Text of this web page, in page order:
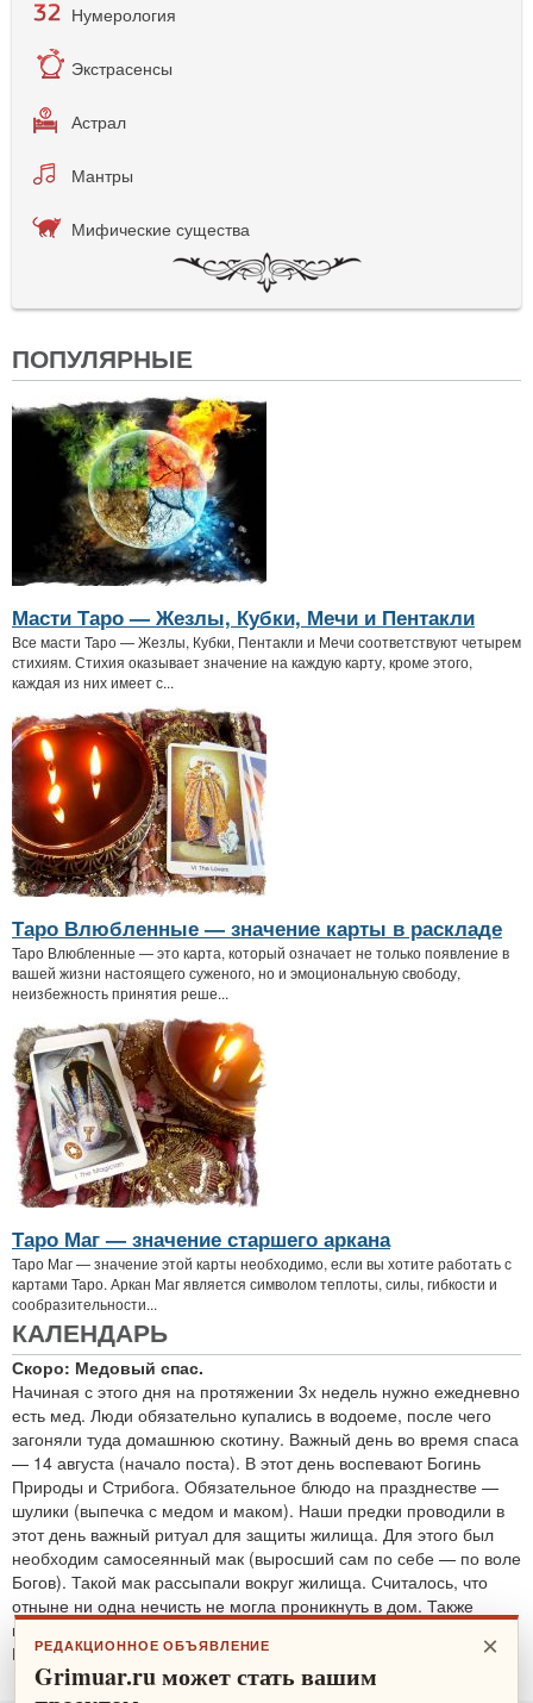
Нумерология
Экстрасенсы
Астрал
Мантры
Мифические существа
ПОПУЛЯРНЫЕ
Масти Таро — Жезлы, Кубки, Мечи и Пентакли
Все масти Таро — Жезлы, Кубки, Пентакли и Мечи соответствуют четырем
стихиям. Стихия оказывает значение на каждую карту, кроме этого,
каждая из них имеет с...
Таро Влюбленные — значение карты в раскладе
Таро Влюбленные — это карта, который означает не только появление в
вашей жизни настоящего суженого, но и эмоциональную свободу,
неизбежность принятия реше...
Таро Маг — значение старшего аркана
Таро Маг — значение этой карты необходимо, если вы хотите работать с
картами Таро. Аркан Маг является символом теплоты, силы, гибкости и
сообразительности...
КАЛЕНДАРЬ
Скоро: Медовый спас.
Начиная с этого дня на протяжении 3х недель нужно ежедневно
есть мед. Люди обязательно купались в водоеме, после чего
загоняли туда домашнюю скотину. Важный день во время спаса
— 14 августа (начало поста). В этот день воспевают Богинь
Природы и Стрибога. Обязательное блюдо на празднестве —
шулики (выпечка с медом и маком). Наши предки проводили в
этот день важный ритуал для защиты жилища. Для этого был
необходим самосеянный мак (выросший сам по себе — по воле
Богов). Такой мак рассыпали вокруг жилища. Считалось, что
отныне ни одна нечисть не могла проникнуть в дом. Также
проводятся обряды для защиты от злобных духов.
По теме:защитные ритуалы ×
РЕДАКЦИОННОЕ ОБЪЯВЛЕНИЕ
Grimuar.ru может стать вашим